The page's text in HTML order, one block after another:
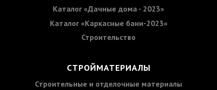
Каталог «Дачные дома - 2023»
Каталог «Каркасные бани-2023»
Строительство
СТРОЙМАТЕРИАЛЫ
Строительные и отделочные материалы